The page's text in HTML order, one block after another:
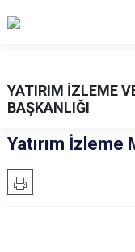
YATIRIM İZLEME
BAŞKANLIĞI
Yatırım İzleme